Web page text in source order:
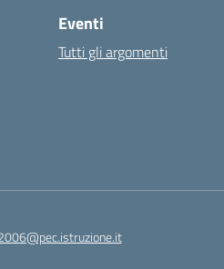
Eventi
Tutti gli argomenti